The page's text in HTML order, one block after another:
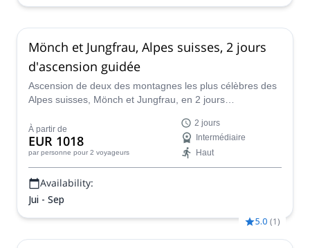
Mönch et Jungfrau, Alpes suisses, 2 jours
d'ascension guidée
Ascension de deux des montagnes les plus célèbres des
Alpes suisses, Mönch et Jungfrau, en 2 jours
À partir de
EUR 1018
par personne pour 2 voyageurs
2 jours
Intermédiaire
Haut
Availability:
Jui - Sep
5.0 (1)